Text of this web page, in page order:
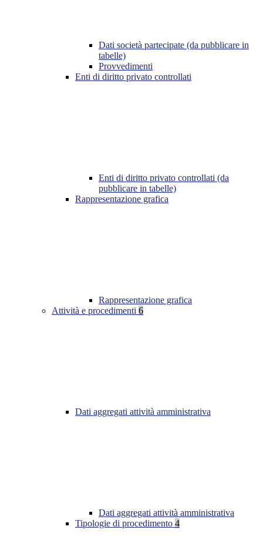
Dati società partecipate (da pubblicare in
tabelle)
Provvedimenti
Enti di diritto privato controllati
Enti di diritto privato controllati (da
pubblicare in tabelle)
Rappresentazione grafica
Rappresentazione grafica
Attività e procedimenti 6
Dati aggregati attività amministrativa
Dati aggregati attività amministrativa
Tipologie di procedimento 4